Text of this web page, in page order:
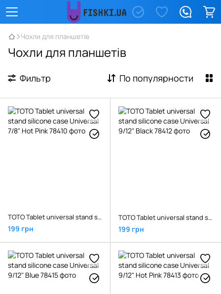
Чохли для планшетів
Чохли для планшетів
Фильтр По популярности
TOTO Tablet universal stand silicone case Universal 7/8" Hot Pink
199 грн
TOTO Tablet universal stand silicone case Universal 9/12" Black
199 грн